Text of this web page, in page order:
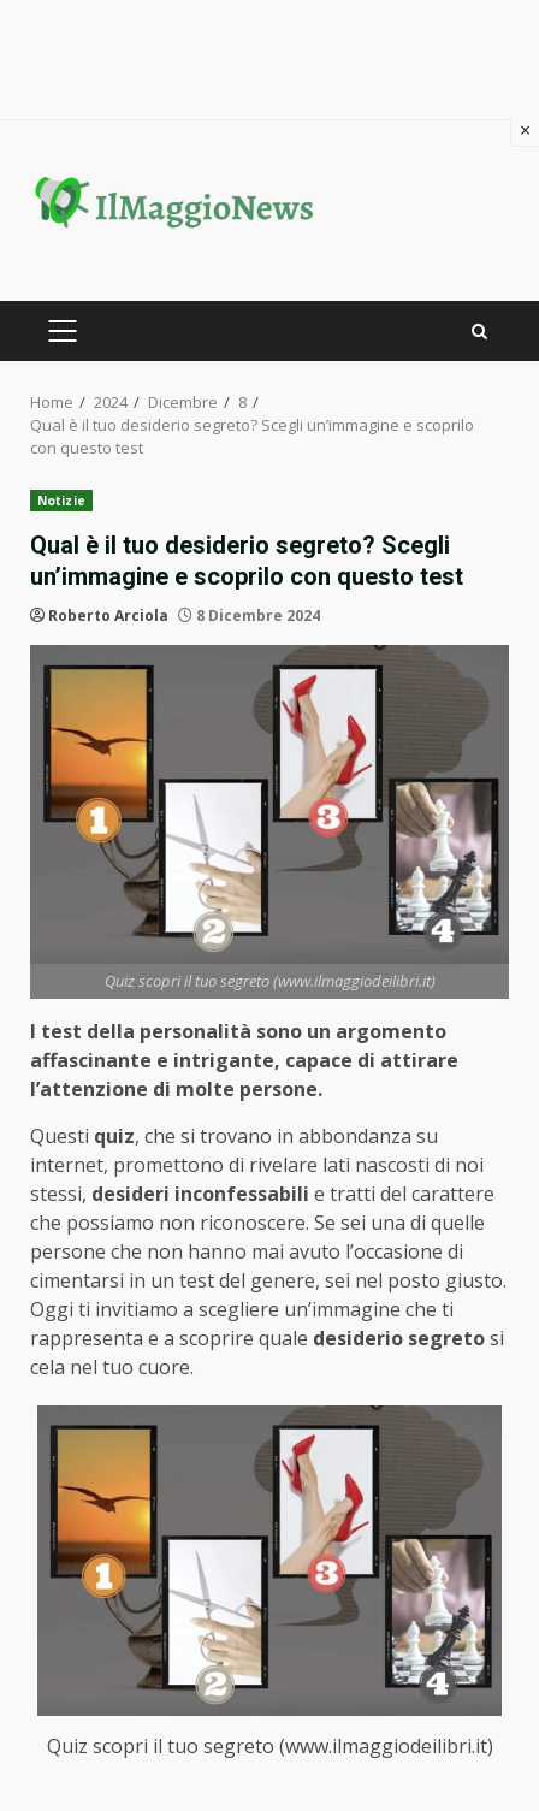
content
PRIMARY
Home 2024 Dicembre
8
Qual è il tuo desiderio segreto? Scegli un’immagine e scoprilo
con questo test
Notizie
Qual è il tuo desiderio segreto? Scegli
un’immagine e scoprilo con questo test
Roberto Arciola 8 Dicembre 2024
Quiz scopri il tuo segreto (www.ilmaggiodeilibri.it)
I test della personalità sono un argomento
affascinante e intrigante, capace di attirare
l’attenzione di molte persone.
Questi quiz, che si trovano in abbondanza su
internet, promettono di rivelare lati nascosti di noi
stessi, desideri inconfessabili e tratti del carattere
che possiamo non riconoscere. Se sei una di quelle
persone che non hanno mai avuto l’occasione di
cimentarsi in un test del genere, sei nel posto giusto.
Oggi ti invitiamo a scegliere un’immagine che ti
rappresenta e a scoprire quale desiderio segretosi
cela nel tuo cuore.
Quiz scopri il tuo segreto (www.ilmaggiodeilibri.it)
×